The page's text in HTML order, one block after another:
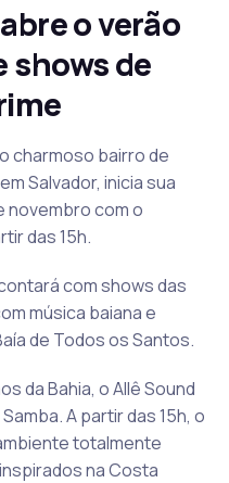
o verão
shows de
charmoso bairro de
Salvador, inicia sua
novembro com o
das 15h.
com shows das
música baiana e
de Todos os Santos.
da Bahia, o Allê Sound
A partir das 15h, o
totalmente
na Costa